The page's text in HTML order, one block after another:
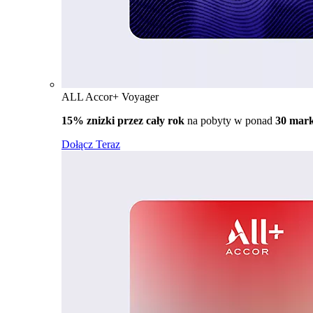
ALL Accor+ Voyager
15% znizki przez cały rok na pobyty w ponad 30
Dołącz Teraz